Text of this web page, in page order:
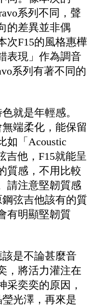
系列不同，聲
的差異並非偶
次F15的風格惠樺
表現」作為調音
系列有著不同的
就是年輕感。
端柔化，能保留
如「Acoustic
吉他，F15就能呈
質感，不用比較
請注意堅韌質感
弦吉他該有的質
有明顯堅韌質
是不論甚麼音
，將活力灌注在
采奕奕的原因，
光澤，再來是